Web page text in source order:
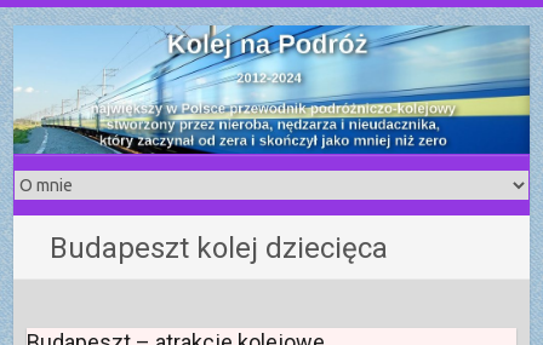
S
k
i
p
t
o
c
o
n
t
e
Budapeszt kolej dziecięca